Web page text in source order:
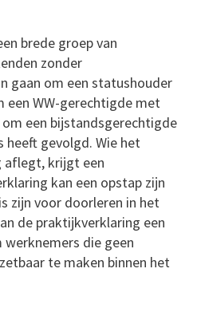
brede groep van
zonder
gaan om een statushouder
een WW-gerechtigde met
een bijstandsgerechtigde
heeft gevolgd. Wie het
krijgt een
kan een opstap zijn
zijn voor doorleren in het
de praktijkverklaring een
die geen
te maken binnen het